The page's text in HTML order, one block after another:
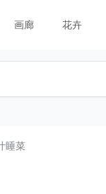
画廊 花卉
睡菜